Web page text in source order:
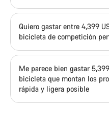
Quiero gastar entre 4,399
bicicleta de competición
Me parece bien gastar
bicicleta que montan los
rápida y ligera posible
¿Necesitas ayuda?
Nuestros expertos
preguntas.